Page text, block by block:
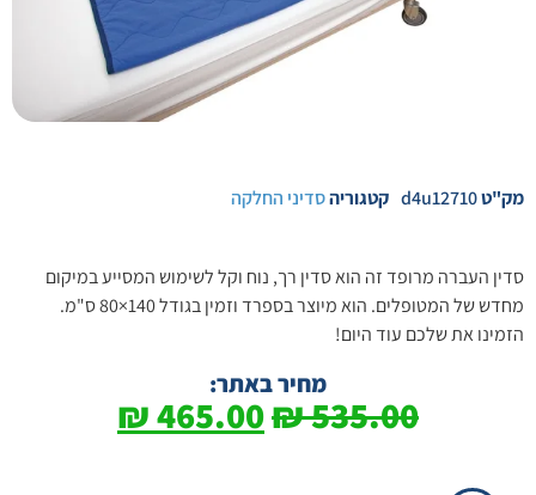
מק"טd4u12710 קטגוריהסדיני החלקה
סדין העברה מרופד זה הוא סדין רך, נוח וקל לשימוש המסייע במיקום
מחדש של המטופלים. הוא מיוצר בספרד וזמין בגודל 140×80 ס"מ.
הזמינו את שלכם עוד היום!
מחיר באתר:
535.00
₪
465.00
₪